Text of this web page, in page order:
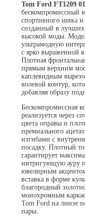
Tom Ford FT1209
бескомпромиссный
спортивного шика
созданный в
высокой моды.
ультрамодную
с ярко выраженной
Плотная
прямым верхним
каплевидным
волевой контур,
добавляя образу
Бескомпромиссная
реализуется через
цвета оправы и
премиального
изгибами с
посадку. Плотный
гарантирует
интригующую ауру
ювелирным
вставка в форме
благородный
монохромным
Tom Ford на линзе
пары.